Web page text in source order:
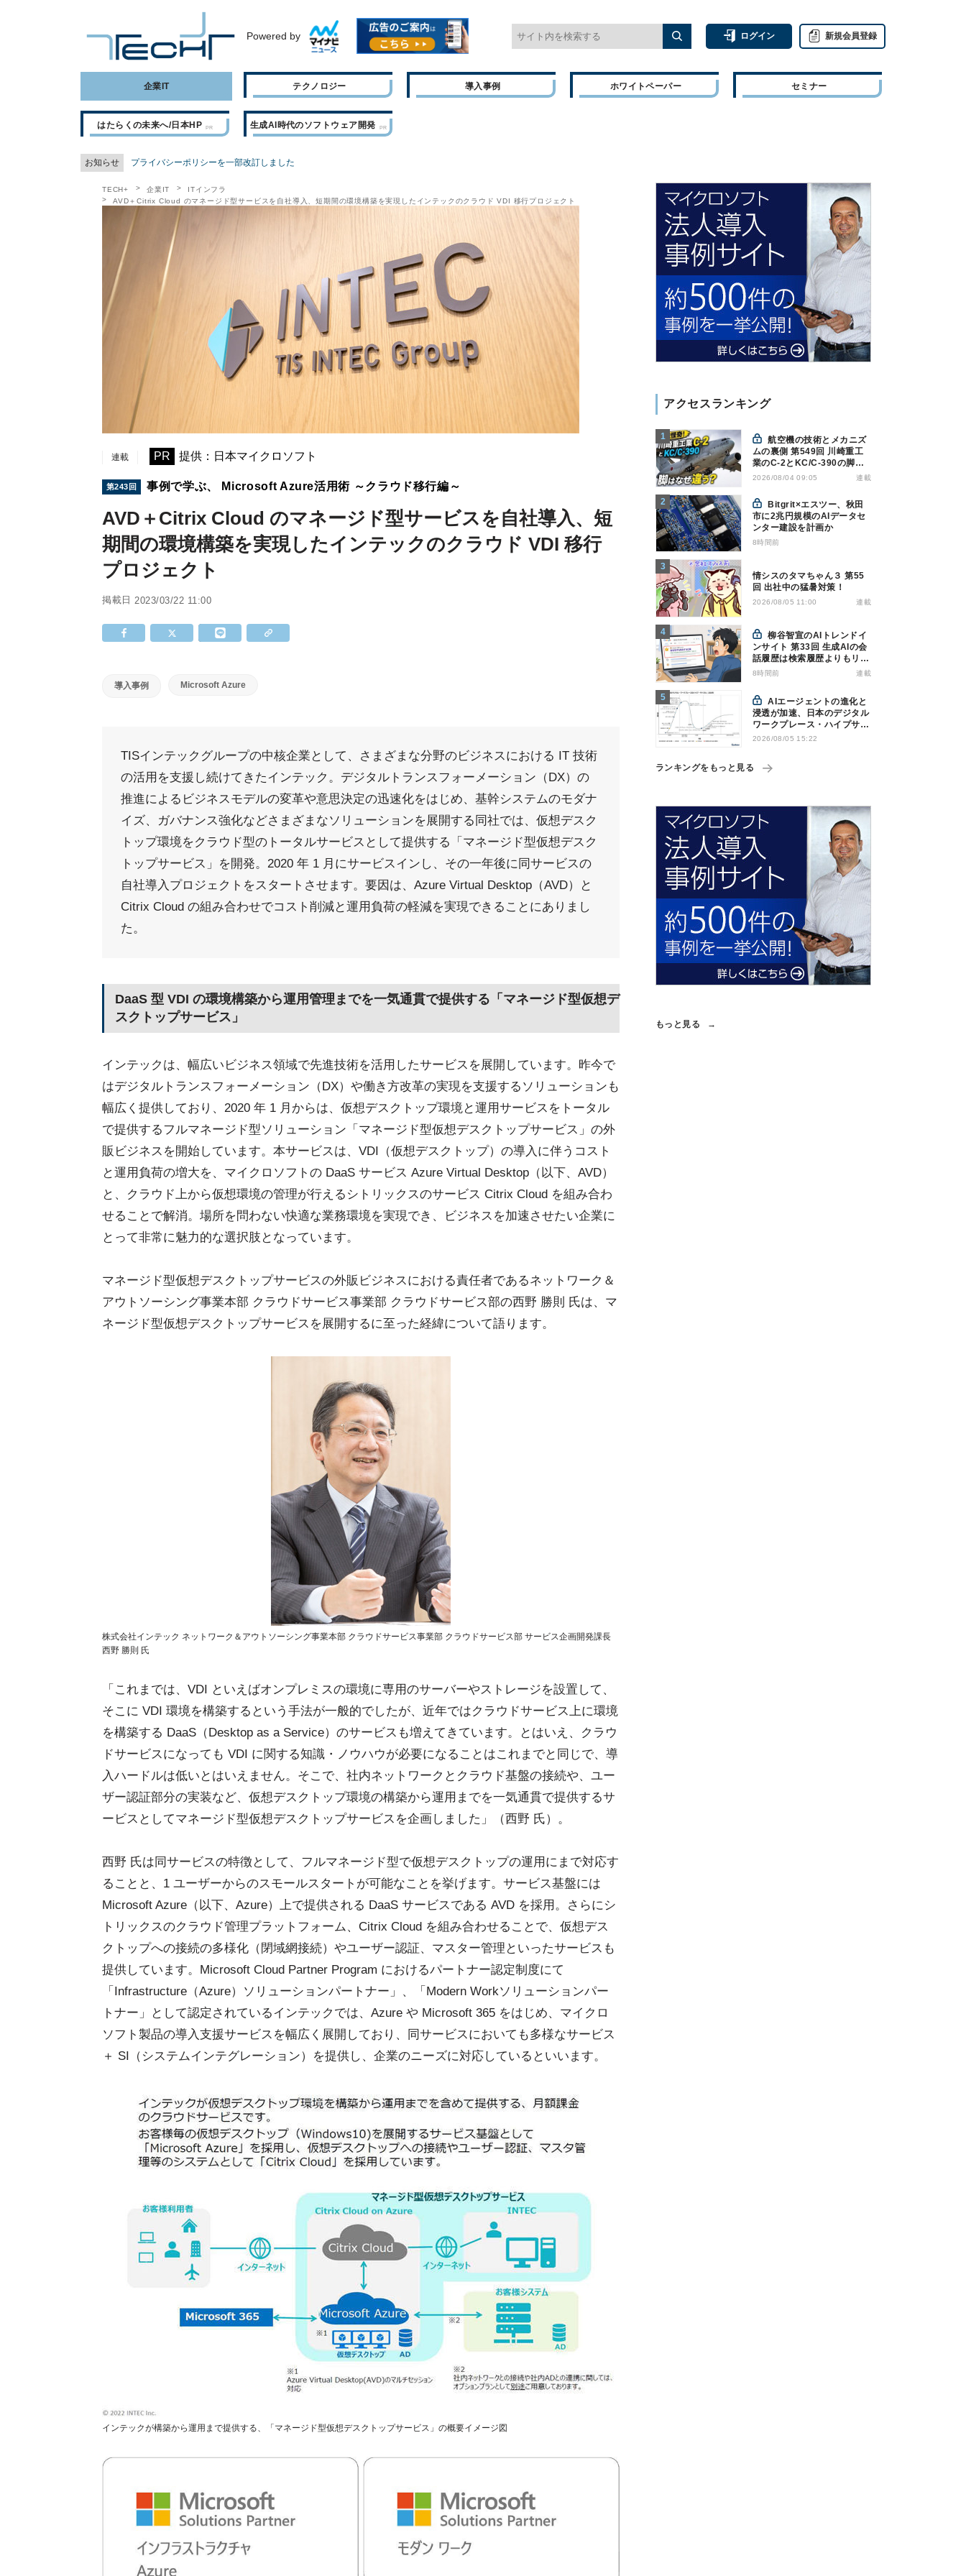
Powered by ログイン 新規会員登録
企業IT テクノロジー 導入事例 ホワイトペーパー セミナー
はたらくの未来へ/日本HP 生成AI時代のソフトウェア開発
お知らせ プライバシーポリシーを一部改訂しました
TECH+ 企業IT
ITインフラ
AVD＋Citrix Cloud のマネージド型サービスを自社導入、短期間の環境構築を実現したインテックのクラウド VDI 移行プロジェクト
連載 PR 提供：日本マイクロソフト
第243回 事例で学ぶ、 Microsoft Azure活用術 ～クラウド移行編～
AVD＋Citrix Cloud のマネージド型サービスを自社導入、短
期間の環境構築を実現したインテックのクラウド VDI 移行
プロジェクト
掲載日 2023/03/22 11:00
導入事例 Microsoft Azure
TISインテックグループの中核企業として、さまざまな分野のビジネスにおける IT 技術
の活用を支援し続けてきたインテック。デジタルトランスフォーメーション（DX）の
推進によるビジネスモデルの変革や意思決定の迅速化をはじめ、基幹システムのモダナ
イズ、ガバナンス強化などさまざまなソリューションを展開する同社では、仮想デスク
トップ環境をクラウド型のトータルサービスとして提供する「マネージド型仮想デスク
トップサービス」を開発。2020 年 1 月にサービスインし、その一年後に同サービスの
自社導入プロジェクトをスタートさせます。要因は、Azure Virtual Desktop（AVD）と
Citrix Cloud の組み合わせでコスト削減と運用負荷の軽減を実現できることにありまし
た。
DaaS 型 VDI の環境構築から運用管理までを一気通貫で提供する「マネージド型仮想デ
スクトップサービス」
インテックは、幅広いビジネス領域で先進技術を活用したサービスを展開しています。昨今で
はデジタルトランスフォーメーション（DX）や働き方改革の実現を支援するソリューションも
幅広く提供しており、2020 年 1 月からは、仮想デスクトップ環境と運用サービスをトータル
で提供するフルマネージド型ソリューション「マネージド型仮想デスクトップサービス」の外
販ビジネスを開始しています。本サービスは、VDI（仮想デスクトップ）の導入に伴うコスト
と運用負荷の増大を、マイクロソフトの DaaS サービス Azure Virtual Desktop（以下、AVD）
と、クラウド上から仮想環境の管理が行えるシトリックスのサービス Citrix Cloud を組み合わ
せることで解消。場所を問わない快適な業務環境を実現でき、ビジネスを加速させたい企業に
とって非常に魅力的な選択肢となっています。
マネージド型仮想デスクトップサービスの外販ビジネスにおける責任者であるネットワーク＆
アウトソーシング事業本部 クラウドサービス事業部 クラウドサービス部の西野 勝則 氏は、マ
ネージド型仮想デスクトップサービスを展開するに至った経緯について語ります。
株式会社インテック ネットワーク＆アウトソーシング事業本部 クラウドサービス事業部 クラウドサービス部 サービス企画開発課長
西野 勝則 氏
「これまでは、VDI といえばオンプレミスの環境に専用のサーバーやストレージを設置して、
そこに VDI 環境を構築するという手法が一般的でしたが、近年ではクラウドサービス上に環境
を構築する DaaS（Desktop as a Service）のサービスも増えてきています。とはいえ、クラウ
ドサービスになっても VDI に関する知識・ノウハウが必要になることはこれまでと同じで、導
入ハードルは低いとはいえません。そこで、社内ネットワークとクラウド基盤の接続や、ユー
ザー認証部分の実装など、仮想デスクトップ環境の構築から運用までを一気通貫で提供するサ
ービスとしてマネージド型仮想デスクトップサービスを企画しました」（西野 氏）。
西野 氏は同サービスの特徴として、フルマネージド型で仮想デスクトップの運用にまで対応す
ることと、1 ユーザーからのスモールスタートが可能なことを挙げます。サービス基盤には
Microsoft Azure（以下、Azure）上で提供される DaaS サービスである AVD を採用。さらにシ
トリックスのクラウド管理プラットフォーム、Citrix Cloud を組み合わせることで、仮想デス
クトップへの接続の多様化（閉域網接続）やユーザー認証、マスター管理といったサービスも
提供しています。Microsoft Cloud Partner Program におけるパートナー認定制度にて
「Infrastructure（Azure）ソリューションパートナー」、「Modern Workソリューションパー
トナー」として認定されているインテックでは、Azure や Microsoft 365 をはじめ、マイクロ
ソフト製品の導入支援サービスを幅広く展開しており、同サービスにおいても多様なサービス
＋ SI（システムインテグレーション）を提供し、企業のニーズに対応しているといいます。
インテックが構築から運用まで提供する、「マネージド型仮想デスクトップサービス」の概要イメージ図
アクセスランキング
航空機の技術とメカニズ
ムの裏側 第549回 川崎重工
業のC-2とKC/C-390の脚は
なぜ違う? - 降着装置は複雑
2026/08/04 09:05 連載
市に2兆円規模のAIデータセ
ンター建設を計画か
8時間前
情シスのタマちゃん３ 第55
回 出社中の猛暑対策！
2026/08/05 11:00 連載
柳谷智宣のAIトレンドイ
ンサイト 第33回 生成AIの会
話履歴は検索履歴よりもリス
キー？今のうちに情報漏洩対
8時間前 連載
AIエージェントの進化と
浸透が加速、日本のデジタル
ワークプレース・ハイプサイ
クルをガートナーが発表
2026/08/05 15:22
ランキングをもっと見る
もっと見る